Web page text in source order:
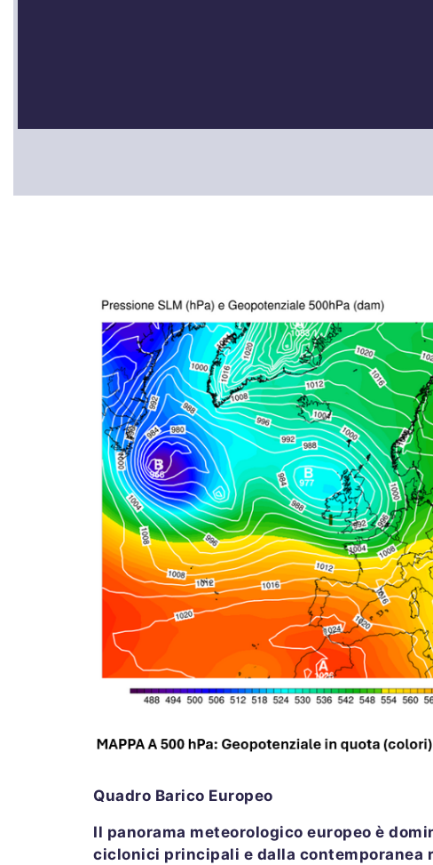
Quadro Barico Europeo
Il panorama meteorologico europeo è
ciclonici principali e dalla